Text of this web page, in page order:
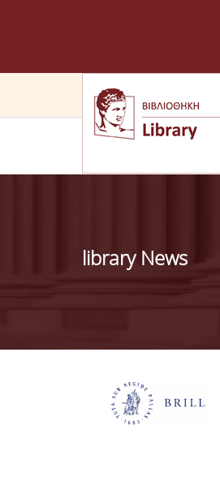
library News
Pages